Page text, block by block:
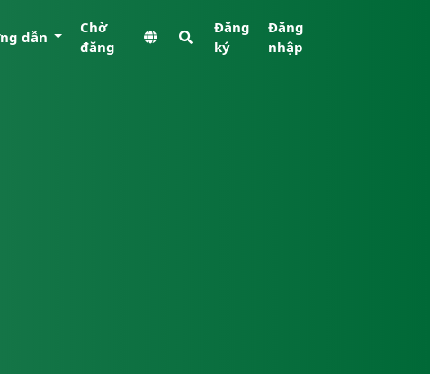
dẫn
Chờ
đăng
Đăng
ký
Đăng
nhập